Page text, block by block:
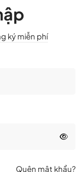
ký miễn phí
Quên mật khẩu?